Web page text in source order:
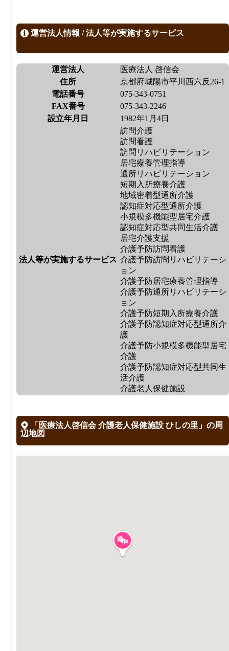
運営法人情報 / 法人等が実施するサービス
運営法人
医療法人 啓信会
住所
京都府城陽市平川西六反26-1
電話番号
075-343-0751
FAX番号
075-343-2246
設立年月日
1982年1月4日
法人等が実施するサービス
訪問介護
訪問看護
訪問リハビリテーション
居宅療養管理指導
通所リハビリテーション
短期入所療養介護
地域密着型通所介護
認知症対応型通所介護
小規模多機能型居宅介護
認知症対応型共同生活介護
居宅介護支援
介護予防訪問看護
介護予防訪問リハビリテーシ
ョン
介護予防居宅療養管理指導
介護予防通所リハビリテーシ
ョン
介護予防短期入所療養介護
介護予防認知症対応型通所介
護
介護予防小規模多機能型居宅
介護
介護予防認知症対応型共同生
活介護
介護老人保健施設
「医療法人啓信会 介護老人保健施設 ひしの里」の周
辺地図